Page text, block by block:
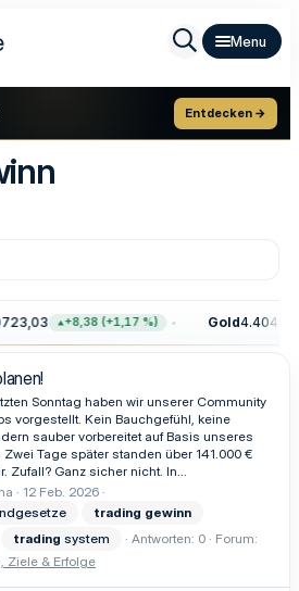
Entdecken →
+8,38 (+1,17 %) Gold4.404,80
Sonntag haben wir unserer Community
vorgestellt. Kein Bauchgefühl, keine
sauber vorbereitet auf Basis unseres
Tage später standen über 141.000 €
Zufall? Ganz sicher nicht. In...
12 Feb. 2026
trading gewinn
trading system Antworten: 0
Forum:
Ziele & Erfolge